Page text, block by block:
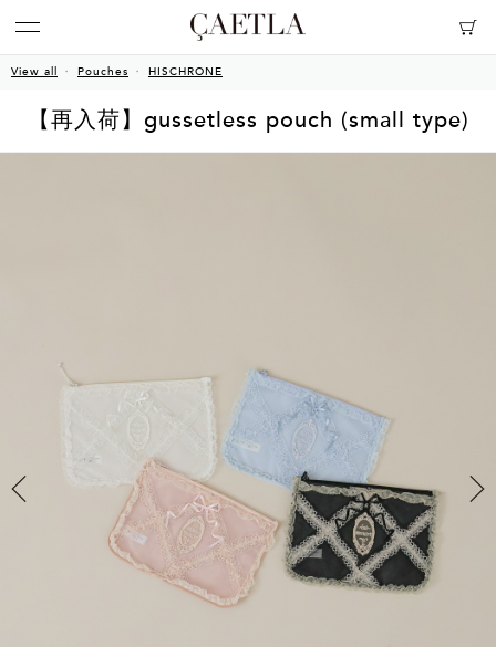
View all Pouches HISCHRONE
【再入荷】gussetless pouch (small type)